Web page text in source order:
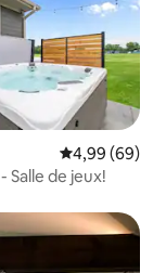
Note
4,99 (69)
Salle de jeux!